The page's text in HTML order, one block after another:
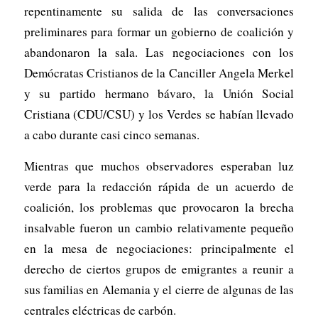
repentinamente su salida de las conversaciones
preliminares para formar un gobierno de coalición y
abandonaron la sala. Las negociaciones con los
Demócratas Cristianos de la Canciller Angela Merkel
y su partido hermano bávaro, la Unión Social
Cristiana (CDU/CSU) y los Verdes se habían llevado
a cabo durante casi cinco semanas.
Mientras que muchos observadores esperaban luz
verde para la redacción rápida de un acuerdo de
coalición, los problemas que provocaron la brecha
insalvable fueron un cambio relativamente pequeño
en la mesa de negociaciones: principalmente el
derecho de ciertos grupos de emigrantes a reunir a
sus familias en Alemania y el cierre de algunas de las
centrales eléctricas de carbón.